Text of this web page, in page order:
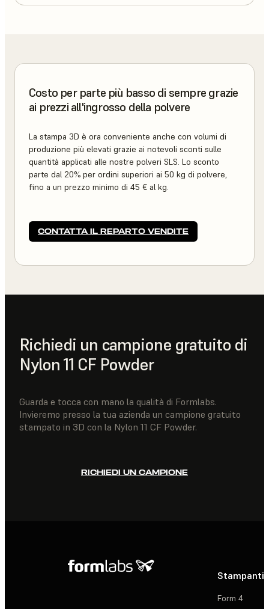
Costo per parte più basso di sempre grazie
ai prezzi all'ingrosso della polvere
La stampa 3D è ora conveniente anche con volumi di
produzione più elevati grazie ai notevoli sconti sulle
quantità applicati alle nostre polveri SLS. Lo sconto
parte dal 20% per ordini superiori ai 50 kg di polvere,
fino a un prezzo minimo di 45 € al kg.
CONTATTA IL REPARTO VENDITE
Richiedi un campione gratuito di
Nylon 11 CF Powder
Guarda e tocca con mano la qualità di Formlabs.
Invieremo presso la tua azienda un campione gratuito
stampato in 3D con la Nylon 11 CF Powder.
RICHIEDI UN CAMPIONE
Stampanti
Form 4